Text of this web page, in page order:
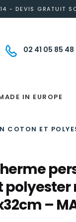
- DEVIS GRATUIT
02 41 05 85 48
IN EUROPE
COTON ET
polyester
–